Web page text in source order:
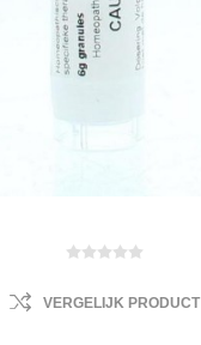
VERGELIJK PRODUCT